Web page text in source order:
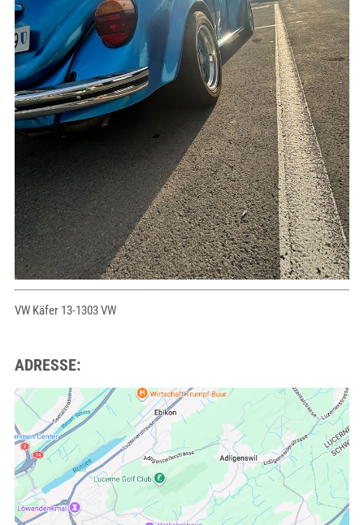
VW Käfer 13-1303 VW
ADRESSE: